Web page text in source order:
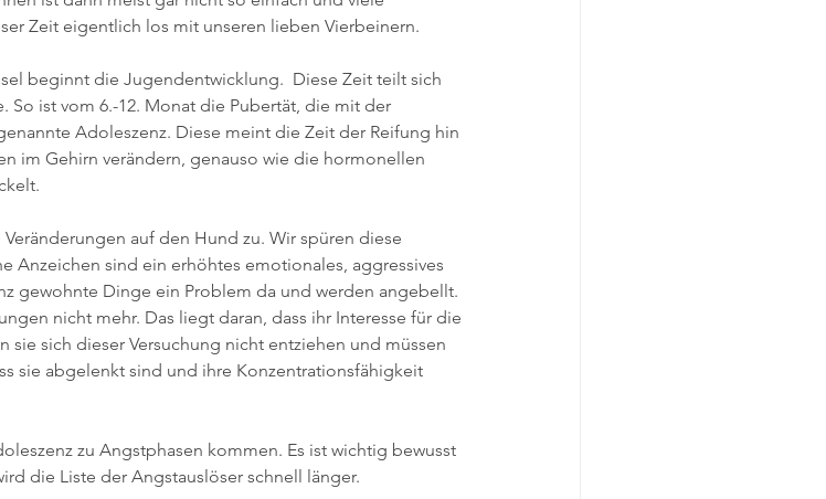
Zeit eigentlich los mit unseren lieben Vierbeinern.
beginnt die Jugendentwicklung.  Diese Zeit teilt sich
ist vom 6.-12. Monat die Pubertät, die mit der
Adoleszenz. Diese meint die Zeit der Reifung hin
im Gehirn verändern, genauso wie die hormonellen
auf den Hund zu. Wir spüren diese
Anzeichen sind ein erhöhtes emotionales, aggressives
gewohnte Dinge ein Problem da und werden angebellt.
nicht mehr. Das liegt daran, dass ihr Interesse für die
sich dieser Versuchung nicht entziehen und müssen
sie abgelenkt sind und ihre Konzentrationsfähigkeit
zu Angstphasen kommen. Es ist wichtig bewusst
die Liste der Angstauslöser schnell länger.